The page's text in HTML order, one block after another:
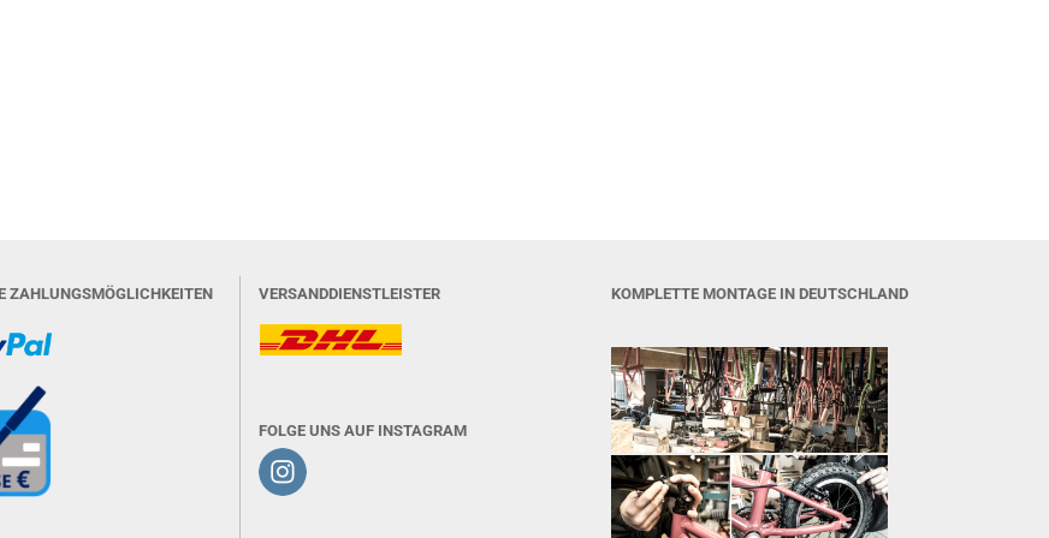
ZAHLUNGSMÖGLICHKEITEN VERSANDDIENSTLEISTER
FOLGE UNS AUF INSTAGRAM
KOMPLETTE MONTAGE IN DEUTSCHLAND